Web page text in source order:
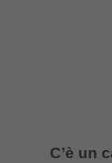
C’è un